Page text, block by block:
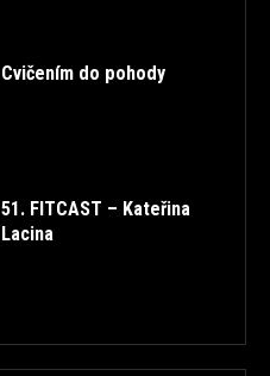
Cvičením do pohody
51. FITCAST – Kateřina
Lacina